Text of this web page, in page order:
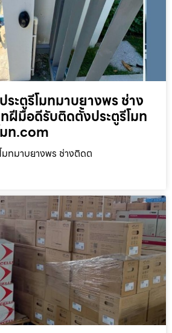
ระตูรีโมทมาบยางพร ช่าง
ฝีมือดีรับติดตั้งประตูรีโมท
มท.com
มทมาบยางพร ช่างติดต